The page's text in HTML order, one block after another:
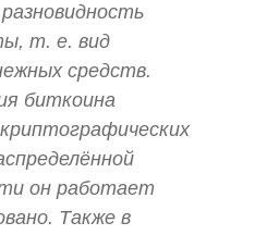
т. е. вид
средств.
биткоина
он работает
Также в